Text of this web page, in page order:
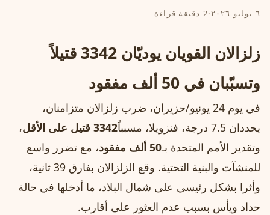
٦ يوليو ٢٠٢٦ ·2 دقيقة قراءة
زلزالان القويان يوديّان 3342 قتيلاً
وتسبّبان في 50 ألف مفقود
في يوم 24 يونيو/حزيران، ضرب زلزالان متزامنان،
يحددان 7.5 درجة، فنزويلا، مسبباً
3342 قتيل على الأقل
،
وتقدير الأمم المتحدة بـ50 ألف مفقود
، مع تضرر واسع
للمنشآت والبنية التحتية. وقع الزلزالان بفارق 39 ثانية،
وأثرا بشكل رئيسي على شمال البلاد، ما أدخلها في حالة
حداد ويأس بسبب عدم العثور على أقارب.